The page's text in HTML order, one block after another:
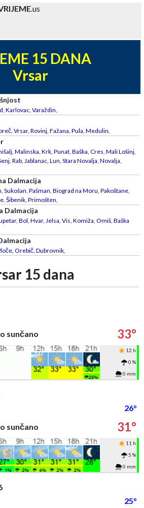
.us
15 DANA
Vrsar
, Karlovac, Varaždin,
, Vrsar, Rovinj, Fažana, Pula, Medulin,
, Malinska, Krk, Punat, Baška, Cres, Mali Lošinj,
, Rab, Jablanac, Lun, Stara Novalja, Novalja,
Dalmacija
, Sukošan, Pašman, Biograd na Moru, Pakoštane,
, Šibenik, Primošten,
Dalmacija
, Bol, Hvar, Jelsa, Vis, Komiža, Omiš, Baška
, Orebič, Dubrovnik,
15 dana
sunčano 33°
12 h
0 %
0 mm
26°
sunčano
31°
11 h
5 %
0 mm
25°